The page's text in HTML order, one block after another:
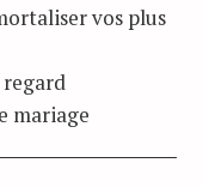
vos plus
regard
mariage